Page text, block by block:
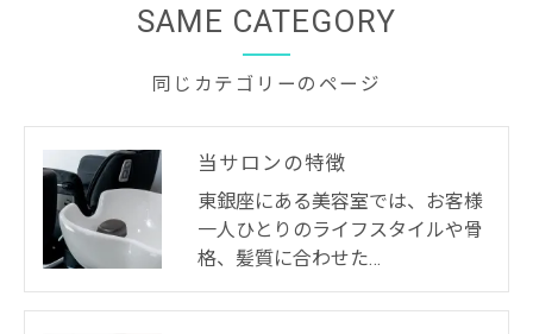
同じカテゴリーのページ
SAME CATEGORY
当サロンの特徴
東銀座にある美容室では、お客様
一人ひとりのライフスタイルや骨
格、髪質に合わせた…